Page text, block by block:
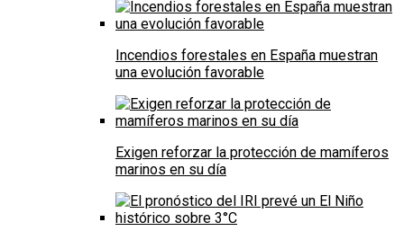
Incendios forestales en España muestran
una evolución favorable
Exigen reforzar la protección de mamíferos
marinos en su día